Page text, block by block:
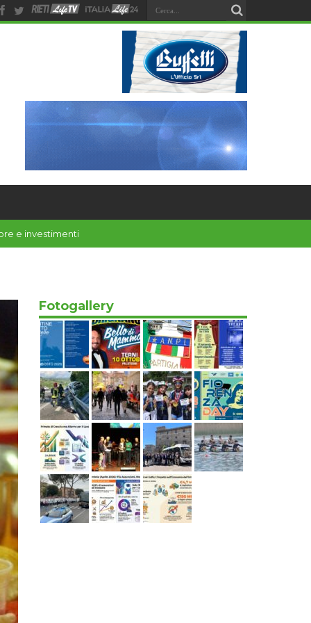
Fotogallery